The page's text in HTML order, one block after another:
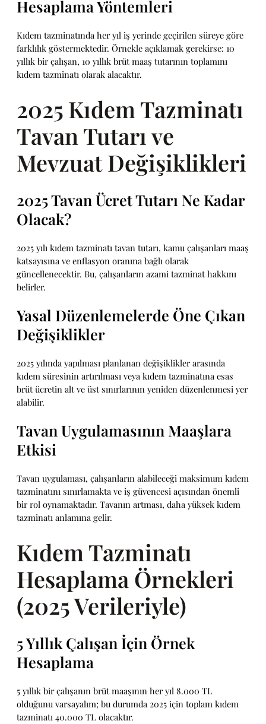
Hesaplama Yöntemleri
Kıdem tazminatında her yıl iş yerinde geçirilen süreye göre
farklılık göstermektedir. Örnekle açıklamak gerekirse: 10
yıllık bir çalışan, 10 yıllık brüt maaş tutarının toplamını
kıdem tazminatı olarak alacaktır.
2025 Kıdem Tazminatı
Tavan Tutarı ve
Mevzuat Değişiklikleri
2025 Tavan Ücret Tutarı Ne Kadar
Olacak?
2025 yılı kıdem tazminatı tavan tutarı, kamu çalışanları maaş
katsayısına ve enflasyon oranına bağlı olarak
güncellenecektir. Bu, çalışanların azami tazminat hakkını
belirler.
Yasal Düzenlemelerde Öne Çıkan
Değişiklikler
2025 yılında yapılması planlanan değişiklikler arasında
kıdem süresinin artırılması veya kıdem tazminatına esas
brüt ücretin alt ve üst sınırlarının yeniden düzenlenmesi yer
alabilir.
Tavan Uygulamasının Maaşlara
Etkisi
Tavan uygulaması, çalışanların alabileceği maksimum kıdem
tazminatını sınırlamakta ve iş güvencesi açısından önemli
bir rol oynamaktadır. Tavanın artması, daha yüksek kıdem
tazminatı anlamına gelir.
Kıdem Tazminatı
Hesaplama Örnekleri
(2025 Verileriyle)
5 Yıllık Çalışan İçin Örnek
Hesaplama
5 yıllık bir çalışanın brüt maaşının her yıl 8.000 TL
olduğunu varsayalım; bu durumda 2025 için toplam kıdem
tazminatı 40.000 TL olacaktır.